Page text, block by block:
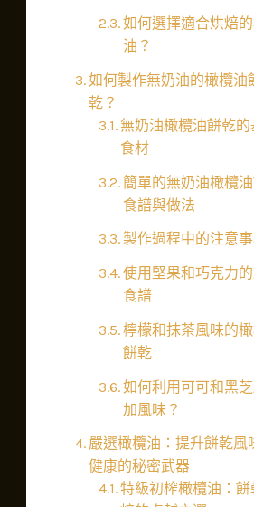
如何選擇適合烘焙
油？
如何製作無奶油的橄欖油
乾？
無奶油橄欖油餅乾的
食材
簡單的無奶油橄欖
食譜與做法
製作過程中的注意
使用堅果和巧克力
食譜
檸檬和抹茶風味的
餅乾
如何利用可可和黑
加風味？
嚴選橄欖油：提升餅乾風
健康的秘密武器
特級初榨橄欖油：餅